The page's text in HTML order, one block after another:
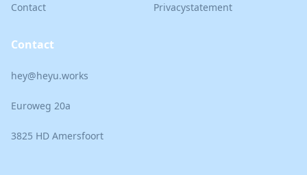
Contact Privacystatement
Contact
hey@heyu.works
Euroweg 20a
3825 HD Amersfoort